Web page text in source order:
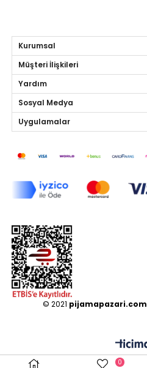
Kurumsal
Müşteri İlişkileri
Yardım
Sosyal Medya
Uygulamalar
© 2021 pijamapazari.com
0